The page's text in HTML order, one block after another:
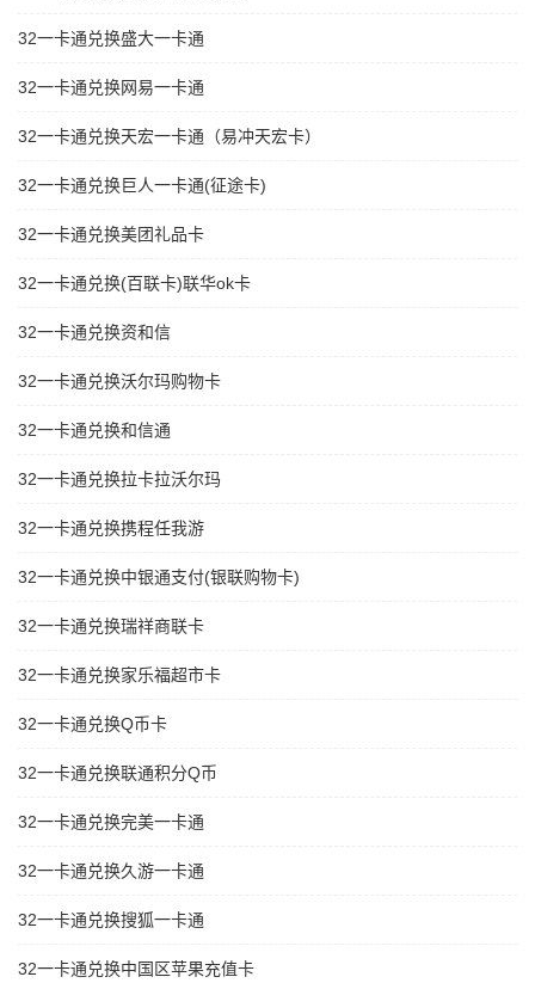
32一卡通兑换盛大一卡通
32一卡通兑换网易一卡通
32一卡通兑换天宏一卡通（易冲天宏卡）
32一卡通兑换巨人一卡通(征途卡)
32一卡通兑换美团礼品卡
32一卡通兑换(百联卡)联华ok卡
32一卡通兑换资和信
32一卡通兑换沃尔玛购物卡
32一卡通兑换和信通
32一卡通兑换拉卡拉沃尔玛
32一卡通兑换携程任我游
32一卡通兑换中银通支付(银联购物卡)
32一卡通兑换瑞祥商联卡
32一卡通兑换家乐福超市卡
32一卡通兑换Q币卡
32一卡通兑换联通积分Q币
32一卡通兑换完美一卡通
32一卡通兑换久游一卡通
32一卡通兑换搜狐一卡通
32一卡通兑换中国区苹果充值卡